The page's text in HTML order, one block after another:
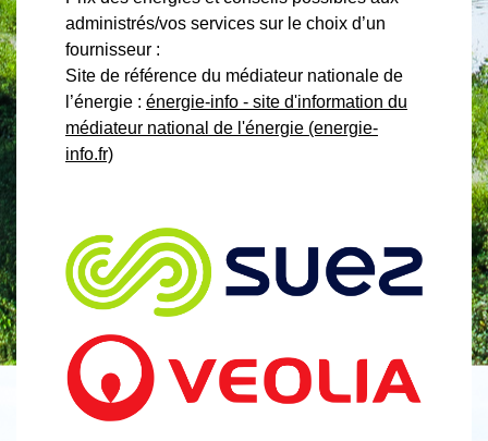
administrés/vos services sur le choix d’un
fournisseur :
Site de référence du médiateur nationale de
l’énergie : énergie-info - site d'information du
médiateur national de l'énergie (energie-
info.fr)